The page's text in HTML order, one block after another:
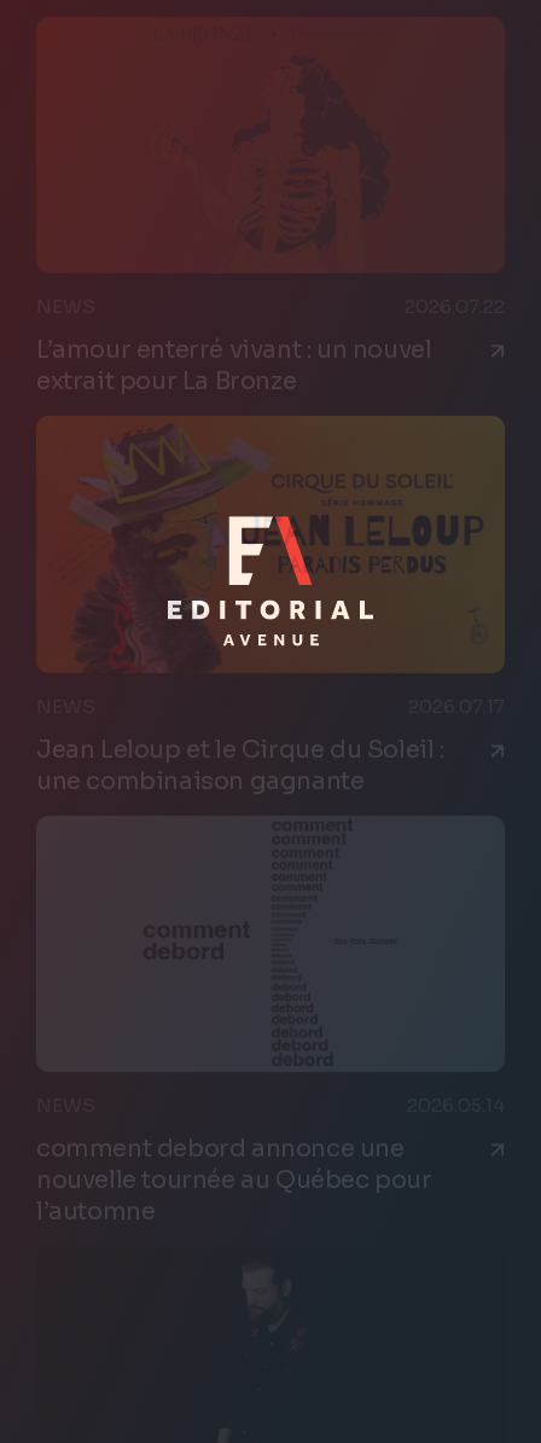
L’amour enterré vivant : un nouvel
extrait pour La Bronze
Jean Leloup et le Cirque du Soleil :
une combinaison gagnante
comment debord annonce une
nouvelle tournée au Québec pour
l’automne